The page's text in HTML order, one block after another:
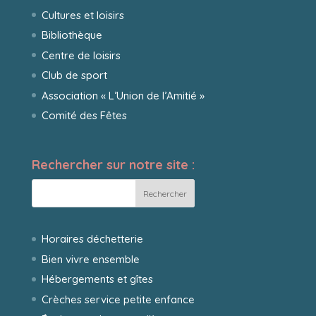
Cultures et loisirs
Bibliothèque
Centre de loisirs
Club de sport
Association « L’Union de l’Amitié »
Comité des Fêtes
Rechercher sur notre site :
Horaires déchetterie
Bien vivre ensemble
Hébergements et gîtes
Crèches service petite enfance